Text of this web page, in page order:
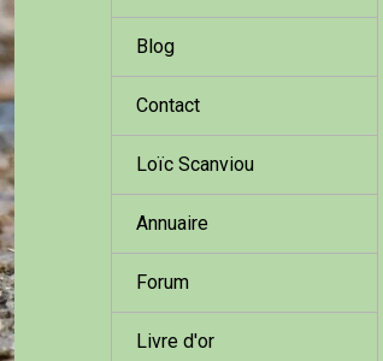
Blog
Contact
Loïc Scanviou
Annuaire
Forum
Livre d'or